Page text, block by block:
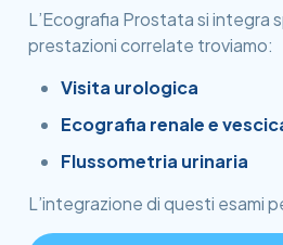
L’Ecografia Prostata si integra
prestazioni correlate troviamo:
Visita urologica
Ecografia renale e
Flussometria urinaria
L’integrazione di questi esami